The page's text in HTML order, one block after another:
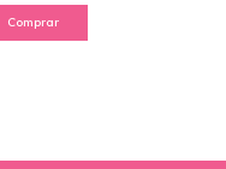
Comprar